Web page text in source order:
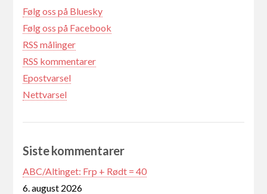
Følg oss på Bluesky
Følg oss på Facebook
RSS målinger
RSS kommentarer
Epostvarsel
Nettvarsel
Siste kommentarer
ABC/Altinget: Frp + Rødt = 40
6. august 2026